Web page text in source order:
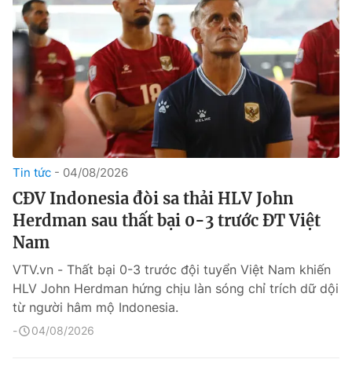
Tin tức 04/08/2026
CĐV Indonesia đòi sa thải HLV John
Herdman sau thất bại 0-3 trước ĐT Việt
Nam
VTV.vn - Thất bại 0-3 trước đội tuyển Việt Nam khiến
HLV John Herdman hứng chịu làn sóng chỉ trích dữ dội
từ người hâm mộ Indonesia.
04/08/2026